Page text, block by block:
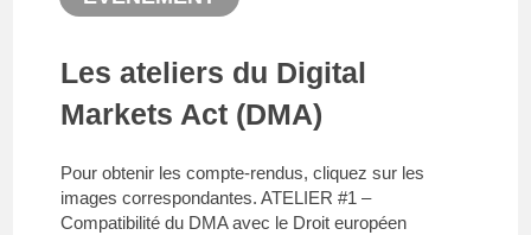
Les ateliers du Digital
Markets Act (DMA)
Pour obtenir les compte-rendus, cliquez sur les
images correspondantes. ATELIER #1 –
Compatibilité du DMA avec le Droit européen